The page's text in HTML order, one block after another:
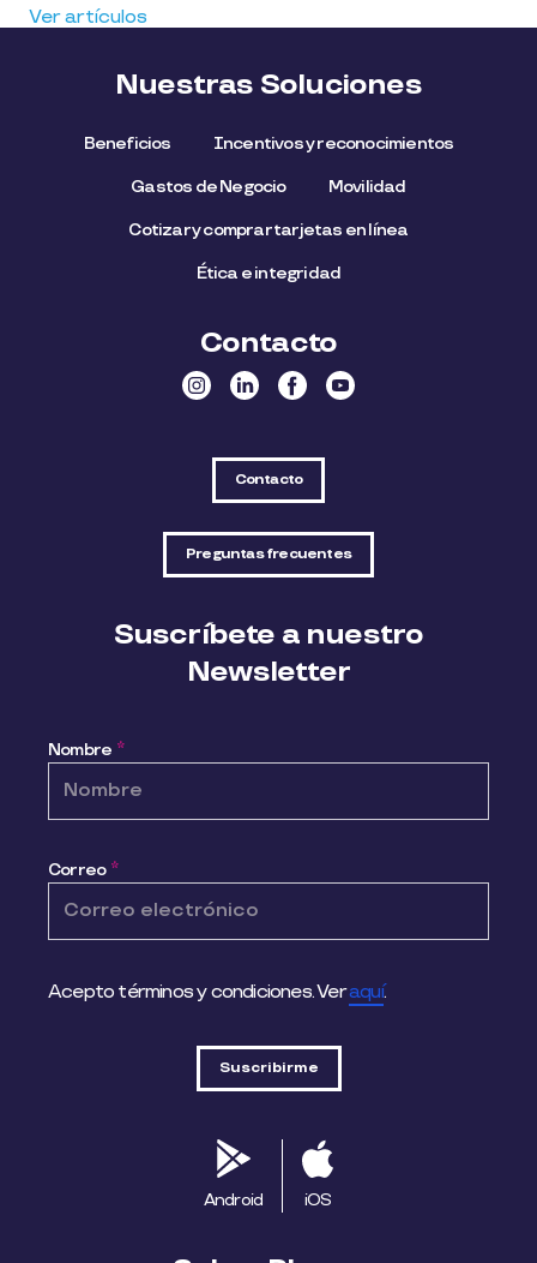
Ver artículos
Nuestras Soluciones
Beneficios Incentivos y reconocimientos
Gastos de Negocio Movilidad
Cotizar y comprar tarjetas en línea
Ética e integridad
Contacto
Contacto
Preguntas frecuentes
Suscríbete a nuestro
Newsletter
Nombre *
Correo *
Acepto términos y condiciones. Veraquí.
Android iOS